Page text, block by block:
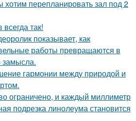
перепланировать зал под 2
так!
показывает, как
работы превращаются в
замысла.
гармонии между природой и
ограничено, и каждый миллиметр
подрезка линолеума становится